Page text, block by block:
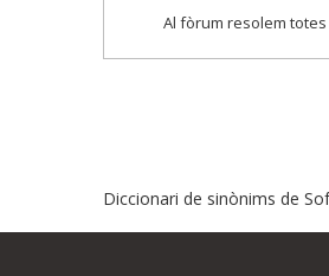
Al fòrum resolem
Diccionari de sinònims de